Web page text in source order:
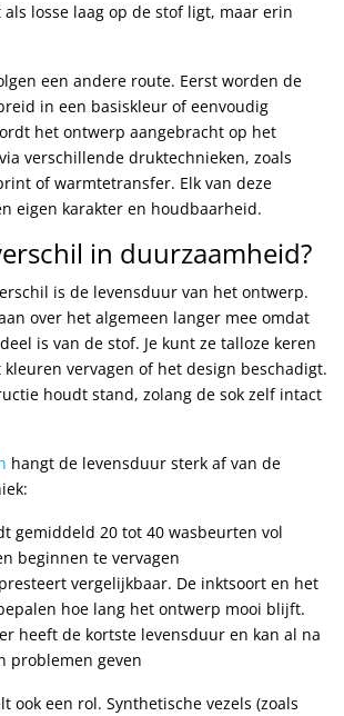
losse laag op de stof ligt, maar erin
een andere route. Eerst worden de
in een basiskleur of eenvoudig
het ontwerp aangebracht op het
verschillende druktechnieken, zoals
of warmtetransfer. Elk van deze
eigen karakter en houdbaarheid.
in duurzaamheid?
is de levensduur van het ontwerp.
over het algemeen langer mee omdat
is van de stof. Je kunt ze talloze keren
vervagen of het design beschadigt.
houdt stand, zolang de sok zelf intact
hangt de levensduur sterk af van de
gemiddeld 20 tot 40 wasbeurten vol
beginnen te vervagen
vergelijkbaar. De inktsoort en het
hoe lang het ontwerp mooi blijft.
heeft de kortste levensduur en kan al na
problemen geven
ook een rol. Synthetische vezels (zoals